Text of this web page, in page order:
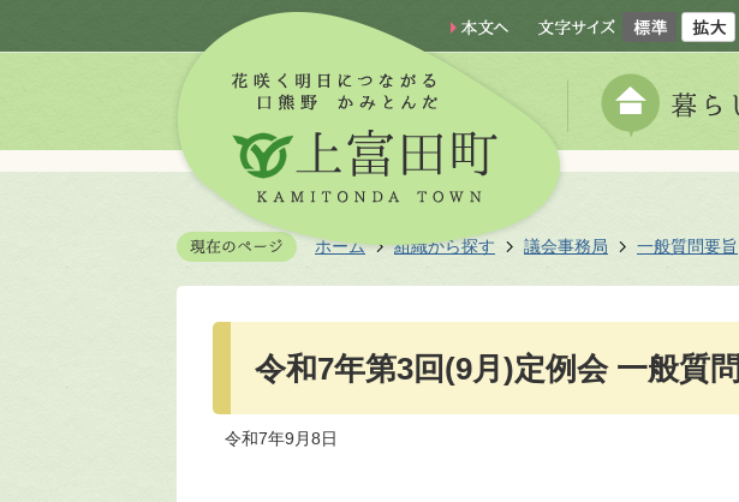
ホーム 組織から探す 議会事務局 一般質問要旨
令和7年第3回(9月)定例会 一般質問
令和7年9月8日